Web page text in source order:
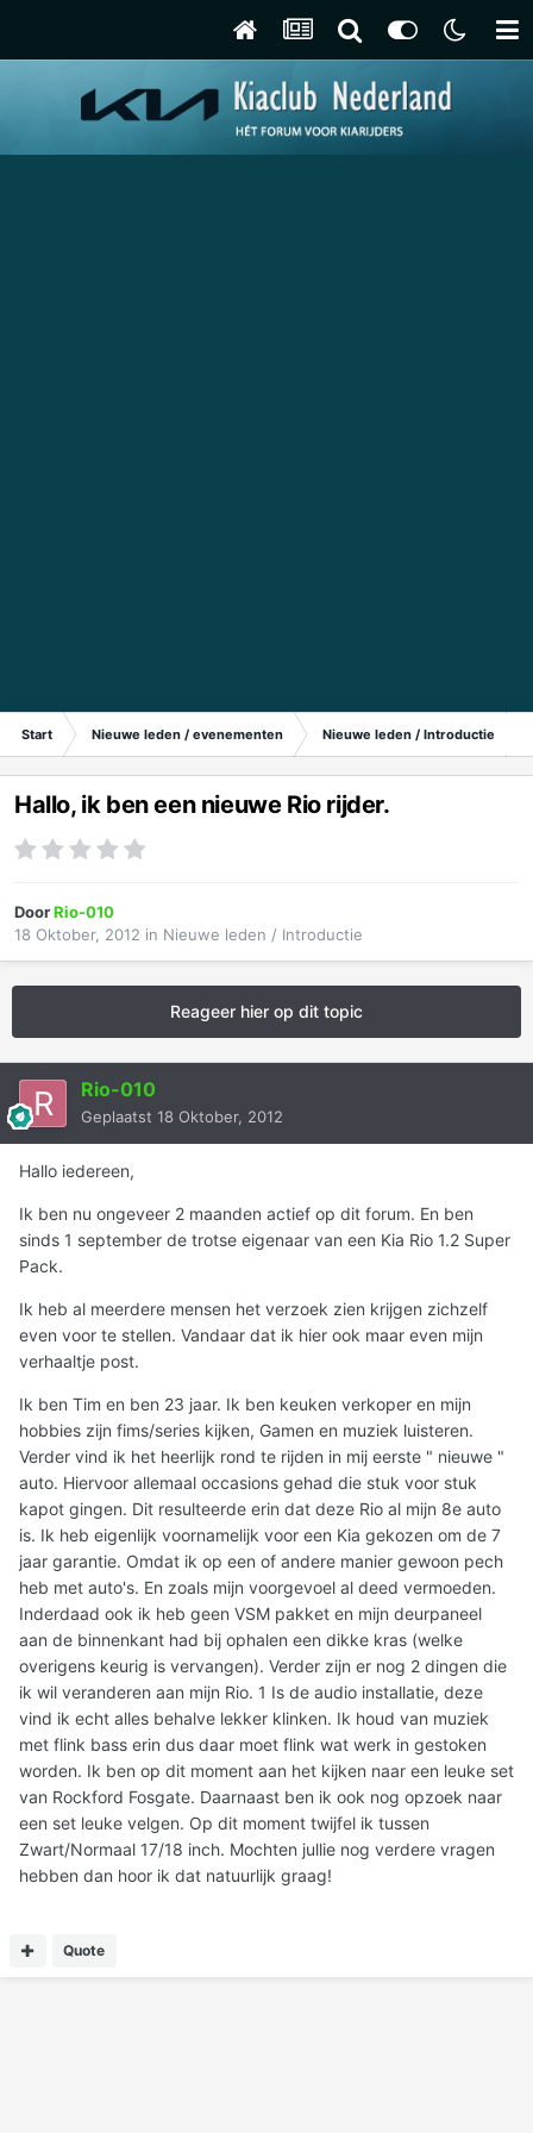
Start Nieuwe leden / evenementen Nieuwe leden / Introductie
Hallo, ik ben een nieuwe Rio rijder.
DoorRio-010
18 Oktober, 2012 in Nieuwe leden / Introductie
Reageer hier op dit topic
Rio-010
Geplaatst 18 Oktober, 2012
Hallo iedereen,
Ik ben nu ongeveer 2 maanden actief op dit forum. En ben
sinds 1 september de trotse eigenaar van een Kia Rio 1.2 Super
Pack.
Ik heb al meerdere mensen het verzoek zien krijgen zichzelf
even voor te stellen. Vandaar dat ik hier ook maar even mijn
verhaaltje post.
Ik ben Tim en ben 23 jaar. Ik ben keuken verkoper en mijn
hobbies zijn fims/series kijken, Gamen en muziek luisteren.
Verder vind ik het heerlijk rond te rijden in mij eerste " nieuwe "
auto. Hiervoor allemaal occasions gehad die stuk voor stuk
kapot gingen. Dit resulteerde erin dat deze Rio al mijn 8e auto
is. Ik heb eigenlijk voornamelijk voor een Kia gekozen om de 7
jaar garantie. Omdat ik op een of andere manier gewoon pech
heb met auto's. En zoals mijn voorgevoel al deed vermoeden.
Inderdaad ook ik heb geen VSM pakket en mijn deurpaneel
aan de binnenkant had bij ophalen een dikke kras (welke
overigens keurig is vervangen). Verder zijn er nog 2 dingen die
ik wil veranderen aan mijn Rio. 1 Is de audio installatie, deze
vind ik echt alles behalve lekker klinken. Ik houd van muziek
met flink bass erin dus daar moet flink wat werk in gestoken
worden. Ik ben op dit moment aan het kijken naar een leuke set
van Rockford Fosgate. Daarnaast ben ik ook nog opzoek naar
een set leuke velgen. Op dit moment twijfel ik tussen
Zwart/Normaal 17/18 inch. Mochten jullie nog verdere vragen
hebben dan hoor ik dat natuurlijk graag!
Quote